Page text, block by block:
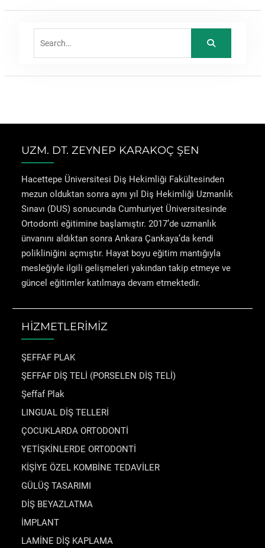
for:
UZM. DT. ZEYNEP KARAKOÇ ŞEN
Hacettepe Üniversitesi Diş Hekimliği Fakültesinden
mezun olduktan sonra aynı yıl Diş Hekimliği Uzmanlık
Sınavı (DUS) sonucunda Cumhuriyet Üniversitesinde
Ortodonti eğitimine başlamıştır. 2017’de uzmanlık
ünvanını aldıktan sonra Ankara Çankaya’da kendi
polikliniğini açmıştır. Hayat boyu eğitim mantığıyla
mesleğiyle ilgili gelişmeleri yakından takip etmeye ve
güncel eğitimler katılmaya devam etmektedir.
HİZMETLERİMİZ
ŞEFFAF PLAK
ŞEFFAF DİŞ TELİ (PORSELEN DİŞ TELİ)
Şeffaf Plak
LINGUAL DİŞ TELLERİ
ÇOCUKLARDA ORTODONTİ
YETİŞKİNLERDE ORTODONTİ
KİŞİYE ÖZEL KOMBİNE TEDAVİLER
GÜLÜŞ TASARIMI
DİŞ BEYAZLATMA
İMPLANT
LAMİNE DİŞ KAPLAMA